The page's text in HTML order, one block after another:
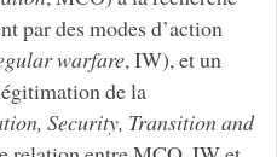
par des modes d’action
warfare, IW), et un
de la
Security, Transition and